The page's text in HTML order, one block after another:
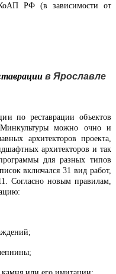
РФ (в зависимости от
в Ярославле
по реставрации объектов
Минкультуры можно очно и
архитекторов проекта,
архитекторов и так
для разных типов
включался 31 вид работ,
Согласно новым правилам,